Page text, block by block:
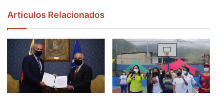
Articulos Relacionados